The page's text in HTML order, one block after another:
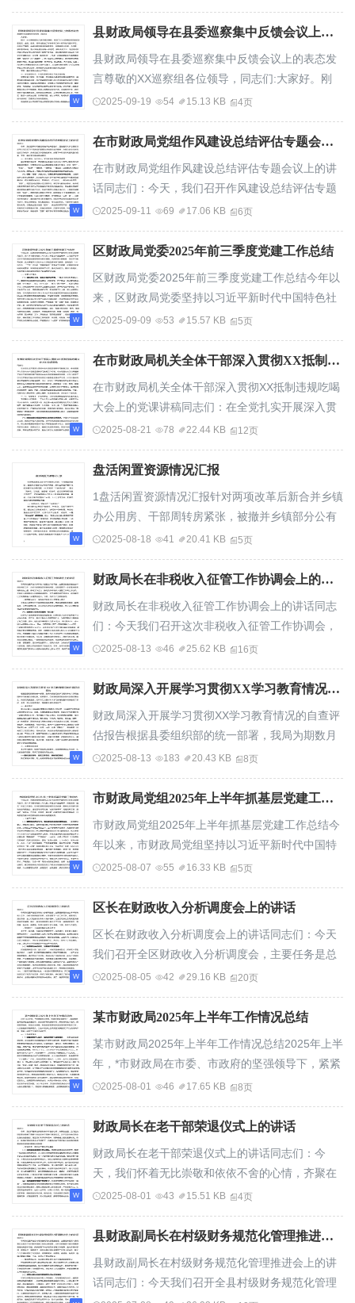
县财政局领导在县委巡察集中反馈会议上的表态发言
县财政局领导在县委巡察集中反馈会议上的表态发
言尊敬的XX巡察组各位领导，同志们:大家好。刚
才，XX巡察组组长代表县委巡察组，反馈了对XX...
2025-09-19 54 15.13 KB 4页
在市财政局党组作风建设总结评估专题会议上的讲话
在市财政局党组作风建设总结评估专题会议上的讲
话同志们：今天，我们召开作风建设总结评估专题
会议，目的是深入学习贯彻习近平总书记关于作...
2025-09-11 69 17.06 KB 6页
区财政局党委2025年前三季度党建工作总结
区财政局党委2025年前三季度党建工作总结今年以
来，区财政局党委坚持以习近平新时代中国特色社
会主义思想为指导，深入学习贯彻党的二十大和...
2025-09-09 53 15.57 KB 5页
在市财政局机关全体干部深入贯彻XX抵制违规吃喝大会上的党课讲稿
在市财政局机关全体干部深入贯彻XX抵制违规吃喝
大会上的党课讲稿同志们：在全党扎实开展深入贯
彻中央八项规定精神学习教育之际，中央层面深...
2025-08-21 78 22.44 KB 12页
盘活闲置资源情况汇报
1盘活闲置资源情况汇报针对两项改革后新合并乡镇
办公用房、干部周转房紧张，被撤并乡镇部分公有
资产闲置，镇村公有资产整体效能发挥不充分...
2025-08-18 41 20.41 KB 5页
财政局长在非税收入征管工作协调会上的讲话
财政局长在非税收入征管工作协调会上的讲话同志
们：今天我们召开这次非税收入征管工作协调会，
主要目的是总结过去一段时间的工作，分析当前...
2025-08-13 46 25.62 KB 16页
财政局深入开展学习贯彻XX学习教育情况的自查评估报告
财政局深入开展学习贯彻XX学习教育情况的自查评
估报告根据县委组织部的统一部署，我局为期数月
的学习贯彻中央八项规定精神学习教育已全面结...
2025-08-13 183 20.43 KB 8页
市财政局党组2025年上半年抓基层党建工作总结
市财政局党组2025年上半年抓基层党建工作总结今
年以来，市财政局党组坚持以习近平新时代中国特
色社会主义思想为指导，深入学习贯彻党的二十...
2025-08-07 55 16.33 KB 5页
区长在财政收入分析调度会上的讲话
区长在财政收入分析调度会上的讲话同志们：今天
我们召开全区财政收入分析调度会，主要任务是总
结上半年财政收入工作，分析当前面临的形势，...
2025-08-05 42 29.16 KB 20页
某市财政局2025年上半年工作情况总结
某市财政局2025年上半年工作情况总结2025年上半
年，*市财政局在市委、市政府的坚强领导下，紧紧
围绕全市经济社会发展目标，充分发挥财政职...
2025-08-01 46 17.65 KB 8页
财政局长在老干部荣退仪式上的讲话
财政局长在老干部荣退仪式上的讲话同志们：今
天，我们怀着无比崇敬和依依不舍的心情，齐聚在
这里，为几位为财政事业奉献了青春与热血的老
2025-08-01 43 15.51 KB 4页
县财政副局长在村级财务规范化管理推进会上的讲话
县财政副局长在村级财务规范化管理推进会上的讲
话同志们：今天我们召开全县村级财务规范化管理